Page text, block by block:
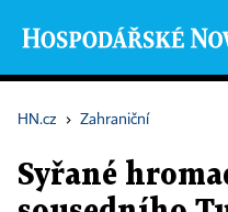
HN.cz › Zahraniční
Syřané